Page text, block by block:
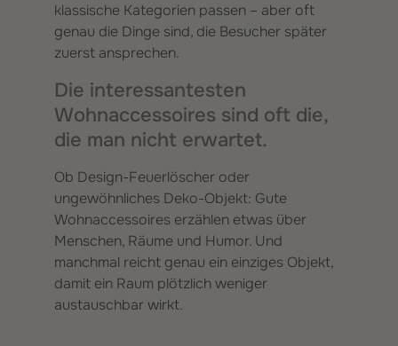
klassische Kategorien passen – aber oft
genau die Dinge sind, die Besucher später
zuerst ansprechen.
Die interessantesten
Wohnaccessoires sind oft die,
die man nicht erwartet.
Ob Design-Feuerlöscher oder
ungewöhnliches Deko-Objekt: Gute
Wohnaccessoires erzählen etwas über
Menschen, Räume und Humor. Und
manchmal reicht genau ein einziges Objekt,
damit ein Raum plötzlich weniger
austauschbar wirkt.